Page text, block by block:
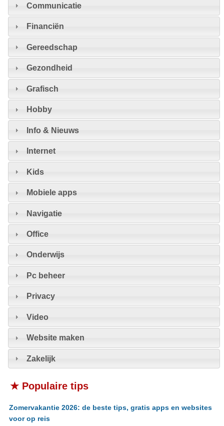
Communicatie
Financiën
Gereedschap
Gezondheid
Grafisch
Hobby
Info & Nieuws
Internet
Kids
Mobiele apps
Navigatie
Office
Onderwijs
Pc beheer
Privacy
Video
Website maken
Zakelijk
★ Populaire tips
Zomervakantie 2026: de beste tips, gratis apps en websites
voor op reis